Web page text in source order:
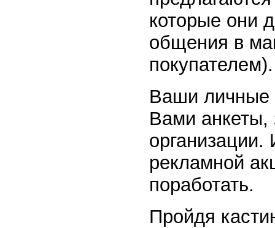
которые они
общения в
покупателем).
Ваши личные
Вами анкеты,
рекламной
поработать.
Пройдя